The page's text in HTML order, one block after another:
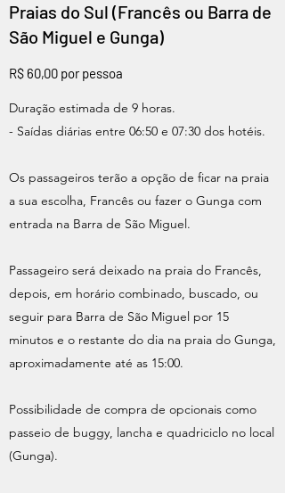
Praias do Sul (Francês ou Barra de
São Miguel e Gunga)
R$ 60,00 por pessoa
Duração estimada de 9 horas.
- Saídas diárias entre 06:50 e 07:30 dos hotéis.
Os passageiros terão a opção de ficar na praia
a sua escolha, Francês ou fazer o Gunga com
entrada na Barra de São Miguel.
Passageiro será deixado na praia do Francês,
depois, em horário combinado, buscado, ou
seguir para Barra de São Miguel por 15
minutos e o restante do dia na praia do Gunga,
aproximadamente até as 15:00.
Possibilidade de compra de opcionais como
passeio de buggy, lancha e quadriciclo no local
(Gunga).